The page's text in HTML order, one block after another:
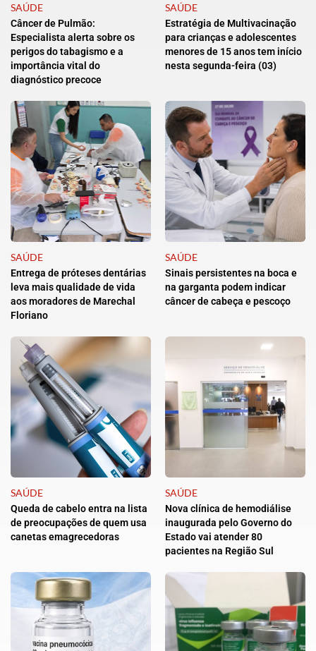
SAÚDE
Câncer de Pulmão:
Especialista alerta sobre os
perigos do tabagismo e a
importância vital do
diagnóstico precoce
SAÚDE
Estratégia de Multivacinação
para crianças e adolescentes
menores de 15 anos tem início
nesta segunda-feira (03)
SAÚDE
Entrega de próteses dentárias
leva mais qualidade de vida
aos moradores de Marechal
Floriano
SAÚDE
Sinais persistentes na boca e
na garganta podem indicar
câncer de cabeça e pescoço
SAÚDE
Queda de cabelo entra na lista
de preocupações de quem usa
canetas emagrecedoras
SAÚDE
Nova clínica de hemodiálise
inaugurada pelo Governo do
Estado vai atender 80
pacientes na Região Sul